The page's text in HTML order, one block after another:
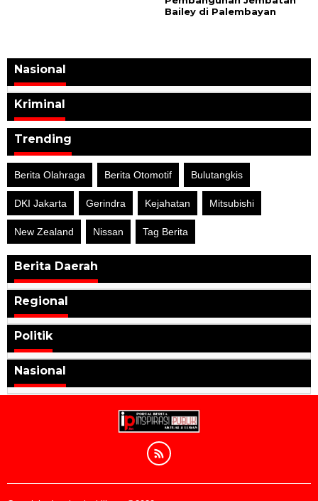
Bailey di Palembayan
Nasional
Kriminal
Trending
Berita Olahraga Berita Otomotif Bulutangkis
DKI Jakarta Gerindra Kejahatan Mitsubishi
New Zealand Nissan Tag Berita
Berita Daerah
Regional
Politik
Nasional